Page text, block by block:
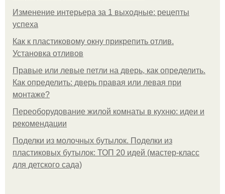
Изменение интерьера за 1 выходные: рецепты
успеха
Как к пластиковому окну прикрепить отлив.
Установка отливов
Правые или левые петли на дверь, как определить.
Как определить: дверь правая или левая при
монтаже?
Переоборудование жилой комнаты в кухню: идеи и
рекомендации
Поделки из молочных бутылок. Поделки из
пластиковых бутылок: ТОП 20 идей (мастер-класс
для детского сада)